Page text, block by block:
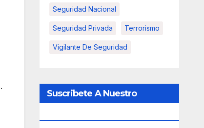
Seguridad Nacional
Seguridad Privada Terrorismo
Vigilante De Seguridad
Suscribete A Nuestro